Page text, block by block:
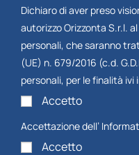
Dichiaro di aver preso
autorizzo Orizzonta S.r.l.
personali, che saranno
(UE) n. 679/2016 (c.d.
personali, per le finalità ivi
Accetto
Accettazione dell’
Accetto